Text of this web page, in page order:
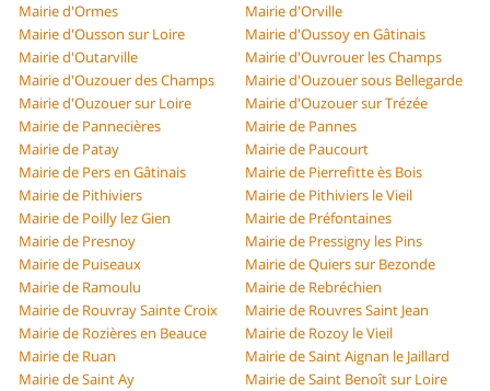
Mairie d'Ormes
Mairie d'Orville
Mairie d'Ousson sur Loire
Mairie d'Oussoy en Gâtinais
Mairie d'Outarville
Mairie d'Ouvrouer les Champs
Mairie d'Ouzouer des Champs
Mairie d'Ouzouer sous Bellegarde
Mairie d'Ouzouer sur Loire
Mairie d'Ouzouer sur Trézée
Mairie de Pannecières
Mairie de Pannes
Mairie de Patay
Mairie de Paucourt
Mairie de Pers en Gâtinais
Mairie de Pierrefitte ès Bois
Mairie de Pithiviers
Mairie de Pithiviers le Vieil
Mairie de Poilly lez Gien
Mairie de Préfontaines
Mairie de Presnoy
Mairie de Pressigny les Pins
Mairie de Puiseaux
Mairie de Quiers sur Bezonde
Mairie de Ramoulu
Mairie de Rebréchien
Mairie de Rouvray Sainte Croix
Mairie de Rouvres Saint Jean
Mairie de Rozières en Beauce
Mairie de Rozoy le Vieil
Mairie de Ruan
Mairie de Saint Aignan le Jaillard
Mairie de Saint Ay
Mairie de Saint Benoît sur Loire